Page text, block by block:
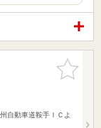
お気に入
りに追加
自動車道鞍手ＩＣよ